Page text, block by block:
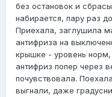
без остановок и
набирается, пару раз
Приехала, заглушила
антифриза на
крышке - уровень норм,
антифриз попер через
почувствовала.
выгнали, даже